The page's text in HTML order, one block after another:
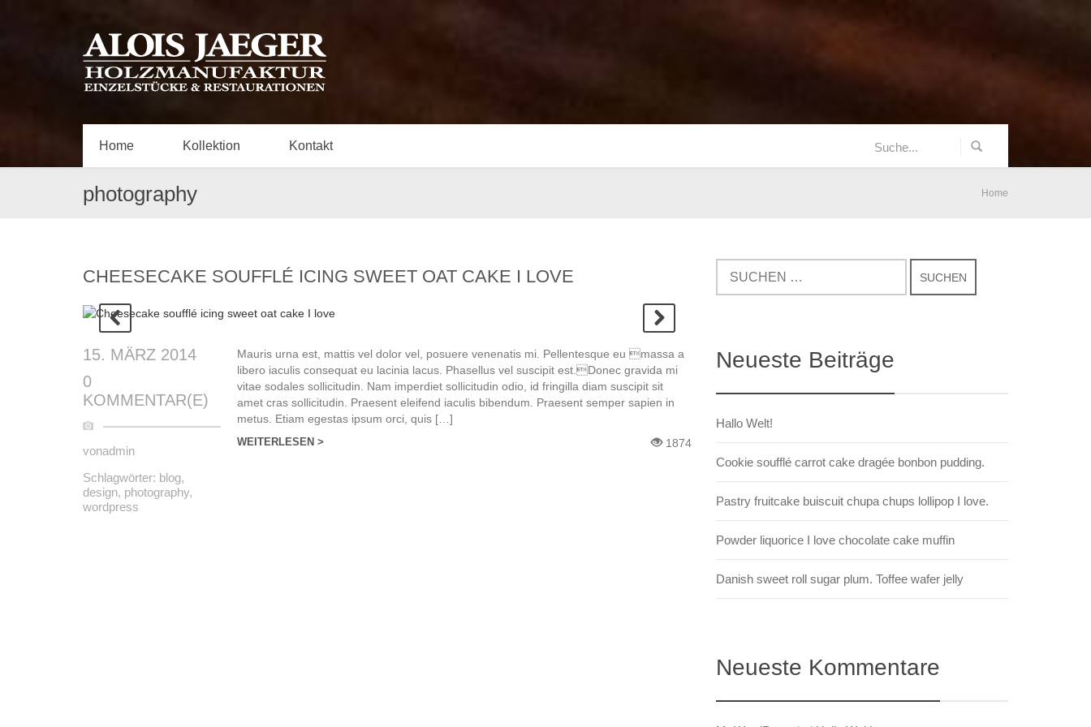
Home Kollektion Kontakt
photography Home
CHEESECAKE SOUFFLÉ ICING SWEET OAT CAKE I LOVE
15. MÄRZ 2014
0
KOMMENTAR(E)
vonadmin
Schlagwörter: blog,
design, photography,
wordpress
Mauris urna est, mattis vel dolor vel, posuere venenatis mi. Pellentesque eu massa a
libero iaculis consequat eu lacinia lacus. Phasellus vel suscipit est.Donec gravida mi
vitae sodales sollicitudin. Nam imperdiet sollicitudin odio, id fringilla diam suscipit sit
amet сras sollicitudin. Praesent eleifend iaculis bibendum. Praesent semper sapien in
metus. Etiam egestas ipsum orci, quis […]
WEITERLESEN > 1874
Neueste Beiträge
Hallo Welt!
Cookie soufflé carrot cake dragée bonbon pudding.
Pastry fruitcake buiscuit chupa chups lollipop I love.
Powder liquorice I love chocolate cake muffin
Danish sweet roll sugar plum. Toffee wafer jelly
Neueste Kommentare